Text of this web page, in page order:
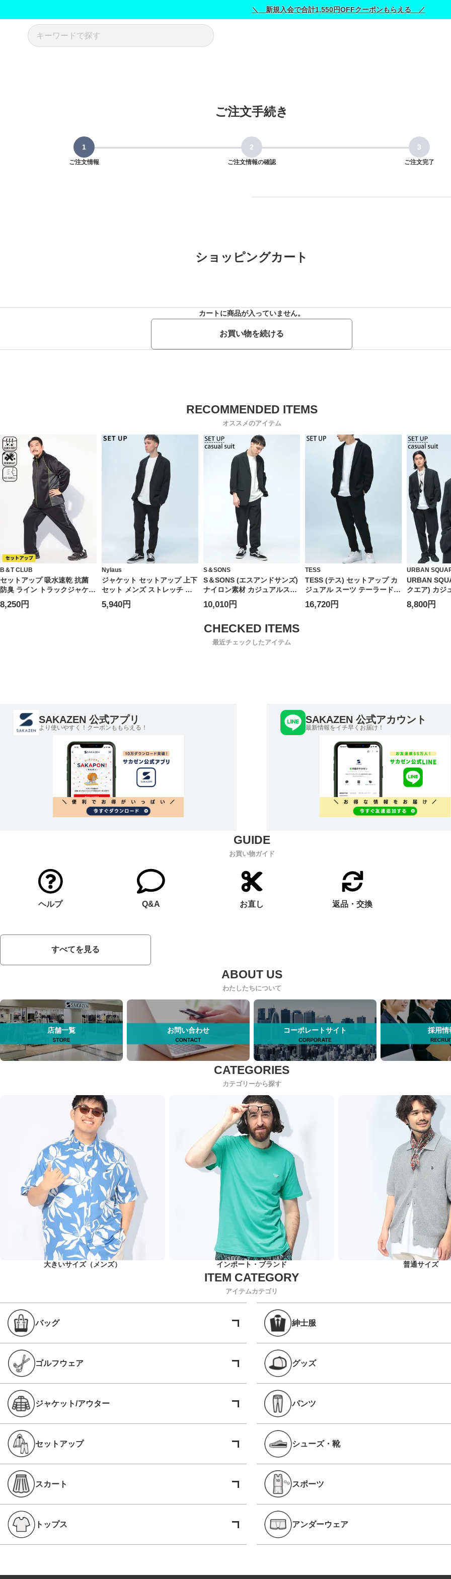
＼ 新規入会で合計1,550円OFFクーポンもらえる ／
ご注文手続き
ご注文情報 ご注文情報の確認 ご注文完了
ショッピングカート
カートに商品が入っていません。
お買い物を続ける
オススメのアイテム
B＆T CLUB
セットアップ 吸水速乾 抗菌
防臭 ライン トラックジャケッ
ト パンツ ジャージ 長袖 スタ
ンド スポーツ トレーニング
8,250円
Nylaus
ジャケット セットアップ 上下
セット メンズ ストレッチ 無
地 テーラード ジャケット ノ
ータックパンツ WEB限定
5,940円
S＆SONS
S＆SONS (エスアンドサンズ)
ナイロン素材 カジュアルスー
ツ 上下セット ジャケット パ
ンツ セットアップ ストレッチ
10,010円
TESS
TESS (テス) セットアップ カ
ジュアル スーツ テーラードジ
ャケット テーパードパンツ
SETUP メンズ シングル 2ツボ
16,720円
URBAN
URBAN
クエア) カジ
ットアップ
チ ジャケッ
8,800円
最近チェックしたアイテム
SAKAZEN 公式アプリ
より使いやすく！クーポンももらえる！
SAKAZEN 公式アカウント
最新情報をイチ早くお届け！
お買い物ガイド
ヘルプ Q&A お直し 返品・交換
すべてを見る
わたしたちについて
店舗一覧 お問い合わせ コーポレートサイト 採用情
カテゴリーから探す
大きいサイズ（メンズ） インポート・ブランド 普通サイズ
アイテムカテゴリ
バッグ 紳士服
ゴルフウェア グッズ
ジャケット/アウター パンツ
セットアップ シューズ・靴
スカート スポーツ
トップス アンダーウェア